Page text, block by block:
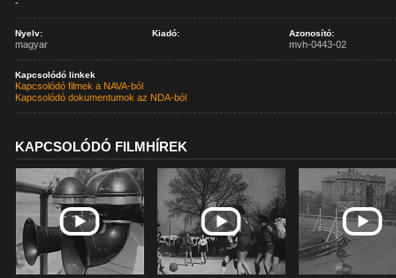
-
Nyelv:
magyar
Kiadó: Azonosító:
mvh-0443-02
Kapcsolódó linkek
Kapcsolódó filmek a NAVA-ból
Kapcsolódó dokumentumok az NDA-ból
KAPCSOLÓDÓ FILMHÍREK